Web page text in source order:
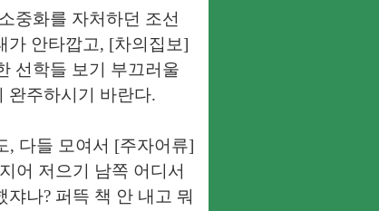
중화를 자처하던 조선
가 안타깝고, [차의집보]
선학들 보기 부끄러울
완주하시기 바란다.
, 다들 모여서 [주자어류]
어 저으기 남쪽 어디서
나? 퍼뜩 책 안 내고 뭐